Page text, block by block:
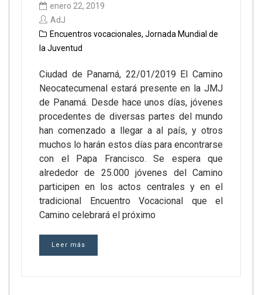
enero 22, 2019
AdJ
Encuentros vocacionales, Jornada Mundial de
la Juventud
Ciudad de Panamá, 22/01/2019 El Camino
Neocatecumenal estará presente en la JMJ
de Panamá. Desde hace unos días, jóvenes
procedentes de diversas partes del mundo
han comenzado a llegar a al país, y otros
muchos lo harán estos días para encontrarse
con el Papa Francisco. Se espera que
alrededor de 25.000 jóvenes del Camino
participen en los actos centrales y en el
tradicional Encuentro Vocacional que el
Camino celebrará el próximo
Leer más